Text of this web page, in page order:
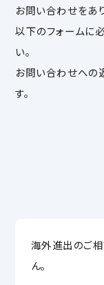
お問い合わせをあ
以下のフォームに
い。
お問い合わせへの
す。
海外進出のご
ん。